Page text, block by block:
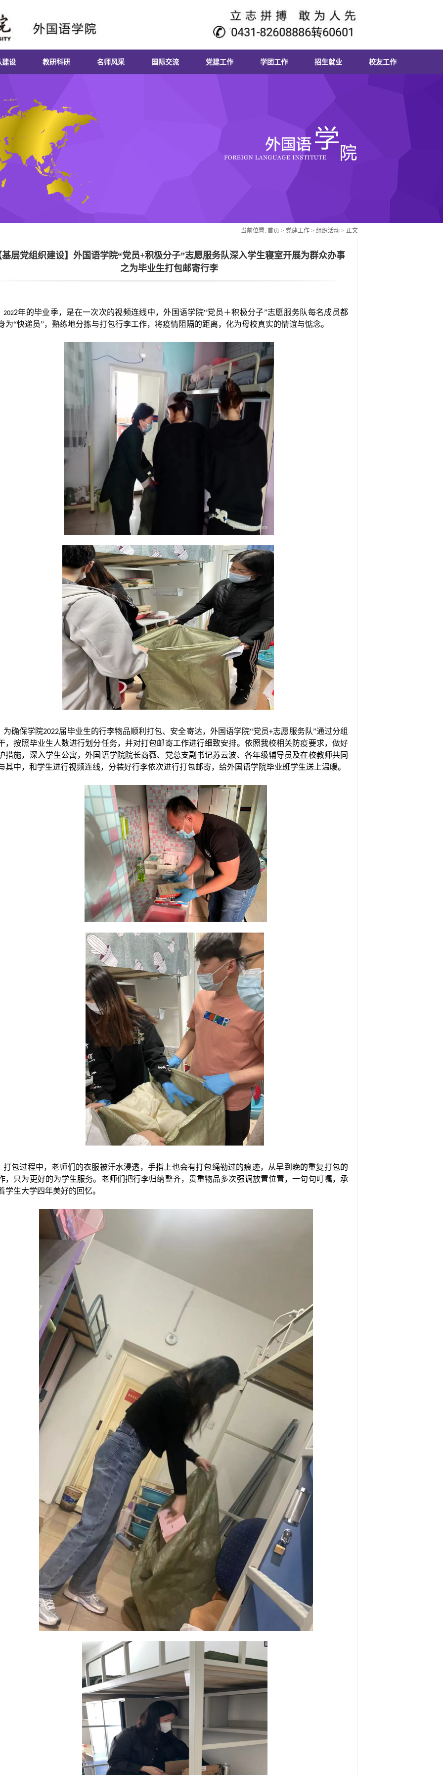
建设
实训 英语专业实习实训
日语专业实习实训
俄语专业实习实训
朝鲜语专业实习实训
商务英语专业实习实
基地
课堂 英语专业
日语专业
商务英语专业
教研科研
发表论文
教材著作
教师获奖
课题研究
名师风采 国际交流 党建工作
二级党校
学团工作 招生就业
招生信息
考研信息
政策法规
校友工作
当前位置: 首页 > 党建工作 > 组织活动 > 正文
层党组织建设】外国语学院“党员+积极分子”志愿服务队深入学生寝室开展为群众办事
之为毕业生打包邮寄行李
2022年的毕业季， 是在一次次的视频连线中，外国语学院“党员＋积极分子”志愿服务队每名成员都
为“快递员”，熟练地分拣与打包行李工作，将疫情阻隔的距离， 化为母校真实的情谊与惦念。
为确保学院2022届毕业生的行李物品顺利打包、安全寄达， 外国语学院“党员+志愿服务队”通过分组
，按照毕业生人数进行划分任务，并对打包邮寄工作进行细致安排。 依照我校相关防疫要求，做好
措施，深入学生公寓，外国语学院院长商薇、党总支副书记苏云波、各年级辅导员及在校教师共同
其中，和学生进行视频连线，分装好行李依次进行打包邮寄，给外国语学院毕业班学生送上温暖。
打包过程中，老师们的衣服被汗水浸透，手指上也会有打包绳勒过的痕迹，从早到晚的重复打包的
，只为更好的为学生服务。老师们把行李归纳整齐，贵重物品多次强调放置位置，一句句叮嘱，承
学生大学四年美好的回忆。